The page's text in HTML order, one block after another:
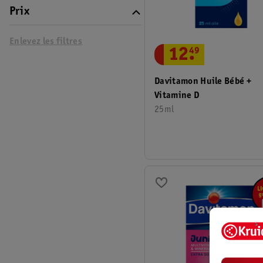
Prix
Enlevez les filtres
Davitamon Huile Bébé +
Vitamine D
25ml
12.
49